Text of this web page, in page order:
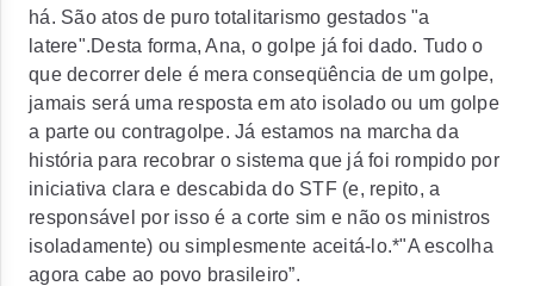
há. São atos de puro totalitarismo gestados "a
latere".Desta forma, Ana, o golpe já foi dado. Tudo o
que decorrer dele é mera conseqüência de um golpe,
jamais será uma resposta em ato isolado ou um golpe
a parte ou contragolpe. Já estamos na marcha da
história para recobrar o sistema que já foi rompido por
iniciativa clara e descabida do STF (e, repito, a
responsável por isso é a corte sim e não os ministros
isoladamente) ou simplesmente aceitá-lo.*"A escolha
agora cabe ao povo brasileiro”.